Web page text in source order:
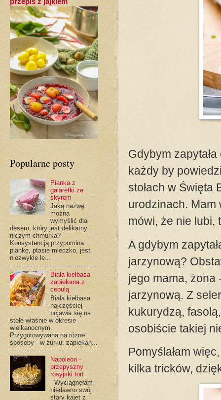
Gdybym
każdy by
stołach w Święta
urodzinach. Mam
mówi, że nie lubi,
A gdybym
jarzynową?
jego mama, żona
jarzynową. Z
kukurydzą,
osobiście takiej
Pomyślałam
kilka tricków,
Popularne posty
Pianka z
galaretki ze
skyrem
Jaką nazwę
można
wymyślić dla
deseru, który jest delikatny
niczym chmurka?
Konsystencją przypomina
piankę, ptasie mleczko, jest
niezwykle le...
Biała kiełbasa
zapiekana z
cebulą
Biała kiełbasa
najczęściej
pojawia się na
stole właśnie w okresie
wielkanocnym.
Przygotowywana na różne
sposoby - w żurku, zapiekan...
Napoleon -
przepyszny
rosyjski tort
Wyciągnęłam
niedawno swój
stary kajet z